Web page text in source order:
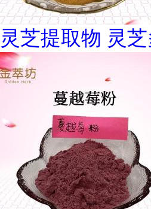
灵芝提取物 灵